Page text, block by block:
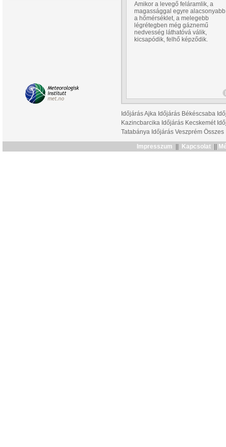
Amikor a levegő feláramlik, a
magassággal egyre alacsonyabb
a hőmérséklet, a melegebb
légrétegben még gáznemű
nedvesség láthatóvá válik,
kicsapódik, felhő képződik.
Időjárás Ajka Időjárás Békéscsaba
Kazincbarcika Időjárás Kecskemét
Tatabánya Időjárás Veszprém Összes
Impresszum Kapcsolat